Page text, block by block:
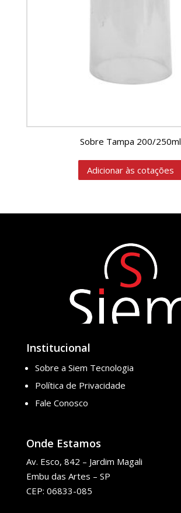
Sobre Tampa 200/250ml
Adicionar às cotações
Institucional
Sobre a Siem Tecnologia
Política de Privacidade
Fale Conosco
Onde Estamos
Av. Esco, 842 – Jardim Magali
Embu das Artes – SP
CEP: 06833-085